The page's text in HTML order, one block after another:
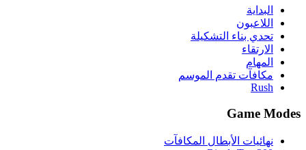
البداية
اللاعبون
تحدي بناء التشكيلة
الارتقاء
المهام
مكافآت تقدم الموسم
Rush
Game Modes
نهائيات الأبطال المكافآت